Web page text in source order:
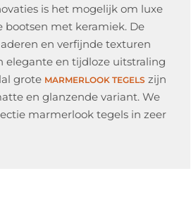
is het mogelijk om luxe
met keramiek. De
en verfijnde texturen
elegante en tijdloze uitstraling
grote MARMERLOOK TEGELS zijn
en glanzende variant. We
marmerlook tegels in zeer